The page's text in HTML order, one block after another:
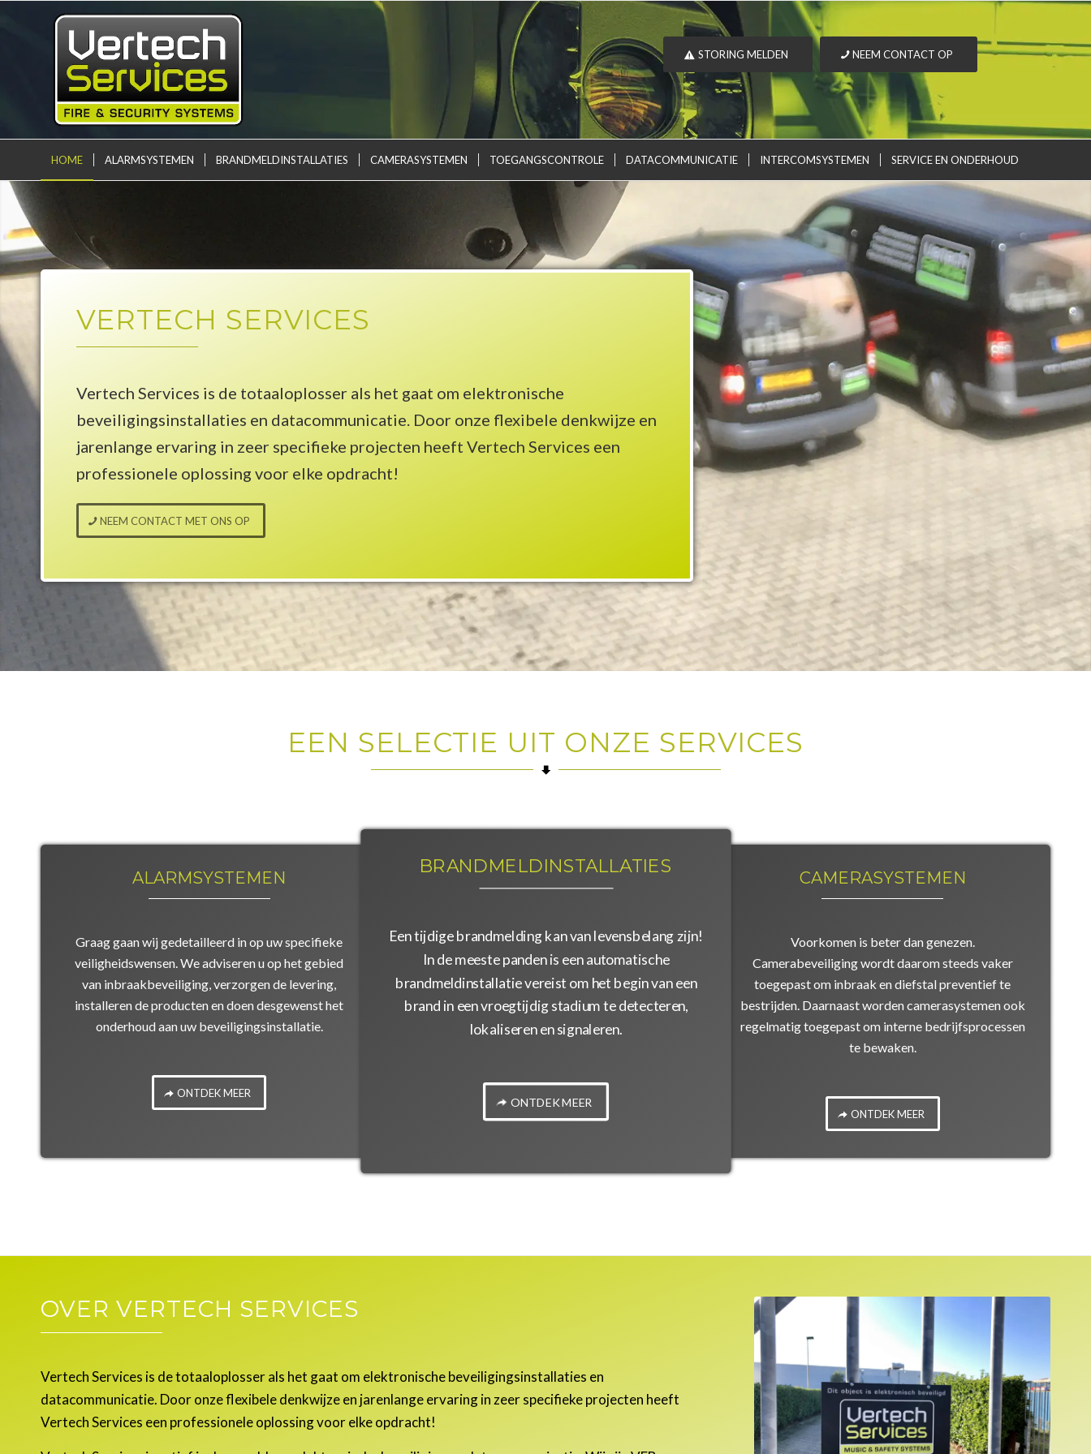
STORING MELDEN NEEM CONTACT OP
HOME ALARMSYSTEMEN BRANDMELDINSTALLATIES CAMERASYSTEMEN TOEGANGSCONTROLE DATACOMMUNICATIE INTERCOMSYSTEMEN SERVICE EN ONDERHOUD
VERTECH SERVICES
Vertech Services is de totaaloplosser als het gaat om elektronische
beveiligingsinstallaties en datacommunicatie. Door onze flexibele denkwijze en
jarenlange ervaring in zeer specifieke projecten heeft Vertech Services een
professionele oplossing voor elke opdracht!
NEEM CONTACT MET ONS OP
EEN SELECTIE UIT ONZE SERVICES
ALARMSYSTEMEN
Graag gaan wij gedetailleerd in op uw specifieke
veiligheidswensen. We adviseren u op het gebied
van inbraakbeveiliging, verzorgen de levering,
installeren de producten en doen desgewenst het
onderhoud aan uw beveiligingsinstallatie.
ONTDEK MEER
BRANDMELDINSTALLATIES
Een tijdige brandmelding kan van levensbelang zijn!
In de meeste panden is een automatische
brandmeldinstallatie vereist om het begin van een
brand in een vroegtijdig stadium te detecteren,
lokaliseren en signaleren.
ONTDEK MEER
CAMERASYSTEMEN
Voorkomen is beter dan genezen.
Camerabeveiliging wordt daarom steeds vaker
toegepast om inbraak en diefstal preventief te
bestrijden. Daarnaast worden camerasystemen ook
regelmatig toegepast om interne bedrijfsprocessen
te bewaken.
ONTDEK MEER
OVER VERTECH SERVICES
Vertech Services is de totaaloplosser als het gaat om elektronische beveiligingsinstallaties en
datacommunicatie. Door onze flexibele denkwijze en jarenlange ervaring in zeer specifieke projecten heeft
Vertech Services een professionele oplossing voor elke opdracht!